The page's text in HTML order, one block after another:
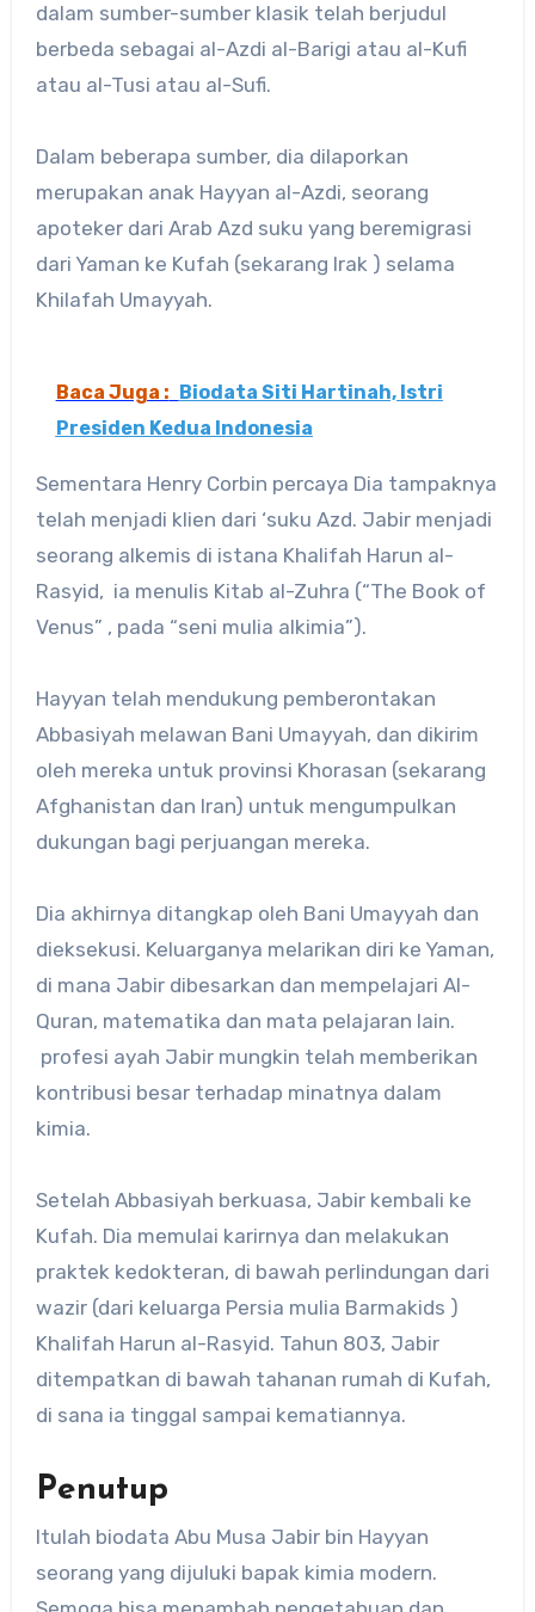
dalam sumber-sumber klasik telah berjudul
berbeda sebagai al-Azdi al-Barigi atau al-Kufi
atau al-Tusi atau al-Sufi.
Dalam beberapa sumber, dia dilaporkan
merupakan anak Hayyan al-Azdi, seorang
apoteker dari Arab Azd suku yang beremigrasi
dari Yaman ke Kufah (sekarang Irak ) selama
Khilafah Umayyah.
Baca Juga : Biodata Siti Hartinah, Istri
Presiden Kedua Indonesia
Sementara Henry Corbin percaya Dia tampaknya
telah menjadi klien dari ‘suku Azd. Jabir menjadi
seorang alkemis di istana Khalifah Harun al-
Rasyid, ia menulis Kitab al-Zuhra (“The Book of
Venus” , pada “seni mulia alkimia”).
Hayyan telah mendukung pemberontakan
Abbasiyah melawan Bani Umayyah, dan dikirim
oleh mereka untuk provinsi Khorasan (sekarang
Afghanistan dan Iran) untuk mengumpulkan
dukungan bagi perjuangan mereka.
Dia akhirnya ditangkap oleh Bani Umayyah dan
dieksekusi. Keluarganya melarikan diri ke Yaman,
di mana Jabir dibesarkan dan mempelajari Al-
Quran, matematika dan mata pelajaran lain.
profesi ayah Jabir mungkin telah memberikan
kontribusi besar terhadap minatnya dalam
kimia.
Setelah Abbasiyah berkuasa, Jabir kembali ke
Kufah. Dia memulai karirnya dan melakukan
praktek kedokteran, di bawah perlindungan dari
wazir (dari keluarga Persia mulia Barmakids )
Khalifah Harun al-Rasyid. Tahun 803, Jabir
ditempatkan di bawah tahanan rumah di Kufah,
di sana ia tinggal sampai kematiannya.
Penutup
Itulah biodata Abu Musa Jabir bin Hayyan
seorang yang dijuluki bapak kimia modern.